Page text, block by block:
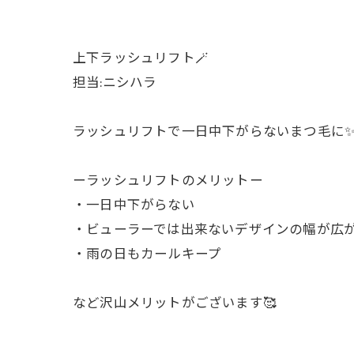
上下ラッシュリフト🪄
担当:ニシハラ
ラッシュリフトで一日中下がらないまつ毛に
ーラッシュリフトのメリットー
・一日中下がらない
・ビューラーでは出来ないデザインの幅が広
・雨の日もカールキープ
など沢山メリットがございます🥰